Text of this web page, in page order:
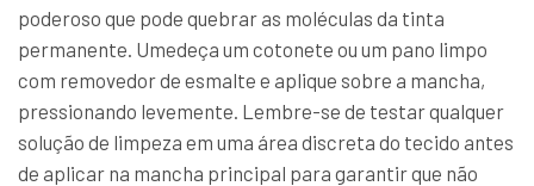
poderoso que pode quebrar as moléculas da tinta
permanente. Umedeça um cotonete ou um pano limpo
com removedor de esmalte e aplique sobre a mancha,
pressionando levemente. Lembre-se de testar qualquer
solução de limpeza em uma área discreta do tecido antes
de aplicar na mancha principal para garantir que não